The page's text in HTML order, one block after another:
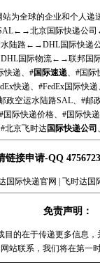
为全球的企业和个人递
←→北京国际快递公司
陆路←→DHL国际快递
DHL国际物流←→联邦国
快递、#国际速递、#国际
快递、#FedEx国际快
空运水陆路SAL、#
际快递价格、#国际快
北京飞时达国际快递公司
链接申请-QQ
国际快递官网 飞时达国
免责声明：
的在于传递更多信息
站联系，我们将在第一